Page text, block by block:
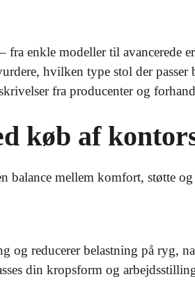
enkle modeller til avancerede
hvilken type stol der
fra producenter og
køb af
mellem komfort, støtte
og reducerer belastning på ryg,
din kropsform og